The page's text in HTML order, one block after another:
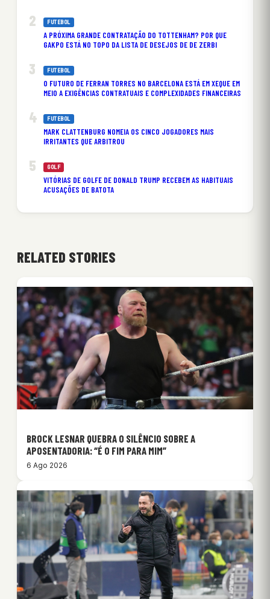
FUTEBOL
A PRÓXIMA GRANDE CONTRATAÇÃO DO TOTTENHAM? POR QUE
GAKPO ESTÁ NO TOPO DA LISTA DE DESEJOS DE DE ZERBI
FUTEBOL
O FUTURO DE FERRAN TORRES NO BARCELONA ESTÁ EM XEQUE EM
MEIO A EXIGÊNCIAS CONTRATUAIS E COMPLEXIDADES FINANCEIRAS
FUTEBOL
MARK CLATTENBURG NOMEIA OS CINCO JOGADORES MAIS
IRRITANTES QUE ARBITROU
GOLF
VITÓRIAS DE GOLFE DE DONALD TRUMP RECEBEM AS HABITUAIS
ACUSAÇÕES DE BATOTA
RELATED STORIES
BROCK LESNAR QUEBRA O SILÊNCIO SOBRE A
APOSENTADORIA: “É O FIM PARA MIM”
6 Ago 2026